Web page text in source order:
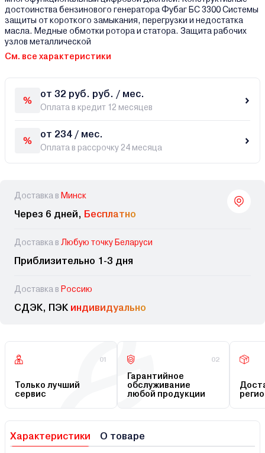
достоинства бензинового генератора Фубаг БС 3300 Системы
защиты от короткого замыкания, перегрузки и недостатка
масла. Медные обмотки ротора и статора. Защита рабочих
узлов металлической
См. все характеристики
от 32 руб. руб. / мес.
Оплата в кредит 12 месяцев
от 234 / мес.
Оплата в рассрочку 24 месяца
Доставка в Минск
Через 6 дней, Бесплатно
Доставка в Любую точку Беларуси
Приблизительно 1-3 дня
Доставка в Россию
СДЭК, ПЭК индивидуально
01
Только лучший
сервис
02
Гарантийное
обслуживание
любой продукции
Характеристики О товаре